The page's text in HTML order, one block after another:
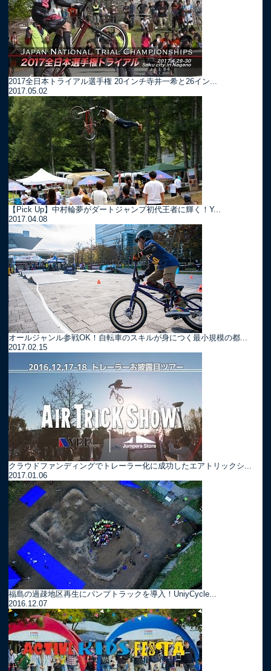
2017全日本トライアル選手権 20インチ寺井一希と26イン...
2017.05.02
【Pick Up】中村輪夢がダートジャンプ初代王者に輝く！Y...
2017.04.08
オールジャンル参戦OK！自転車のスキルが身につく最小規模の都...
2017.02.15
クラウドファンディングでトレーラー化に成功したエアトリックシ...
2017.01.06
福島の過疎地区再生にパンプトラックを導入！UniyCycle...
2016.12.07